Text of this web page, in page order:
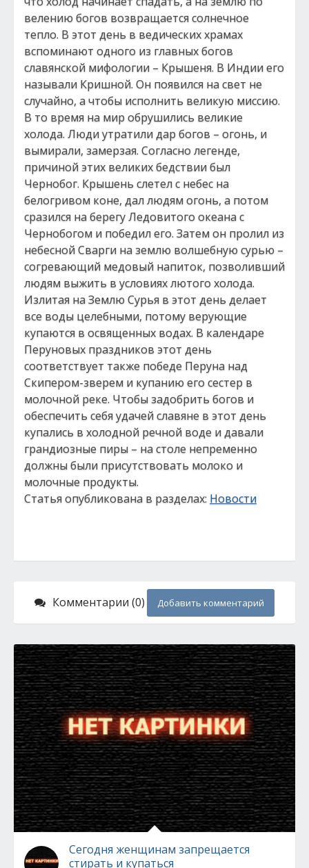
велению богов возвращается солнечное
тепло. В этот день в ведических храмах
вспоминают одного из главных богов
славянской мифологии – Крышеня. В Индии его
называли Кришной. Он появился на свет не
случайно, а чтобы исполнить великую миссию.
В то время на мир обрушились великие
холода. Люди утратили дар богов – огонь, и
вымирали, замерзая. Согласно легенде,
причиной этих великих бедствии был
Чернобог. Крышень слетел с небес на
белогривом коне, дал людям огонь, а потом
сразился на берегу Ледовитого океана с
Чернобогом и победил его. Затем он пролил из
небесной Сварги на землю волшебную сурью –
согревающий медовый напиток, позволивший
людям выжить в условиях лютого холода.
Излитая на Землю Сурья в этот день делает
все воды целебными, потому верующие
купаются в освященных водах. В календаре
Перуновых праздников этот день
соответствует также победе Перуна над
Скипером-зверем и купанию его сестер в
молочной реке. Чтобы задобрить богов и
обеспечить себя удачей славяне в этот день
купались в холодной речной воде и давали
грандиозные пиры – на столе непременно
должны были присутствовать молоко и
молочные продукты.
Статья опубликована в разделах: Новости
Комментарии (0) Добавить комментарий
Сегодня женщинам запрещается
стирать и купаться